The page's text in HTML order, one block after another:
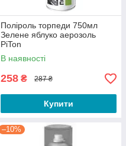
Поліроль торпеди 750мл
Зелене яблуко аерозоль
PiTon
В наявності
258 ₴ 287 ₴
Купити
–10%